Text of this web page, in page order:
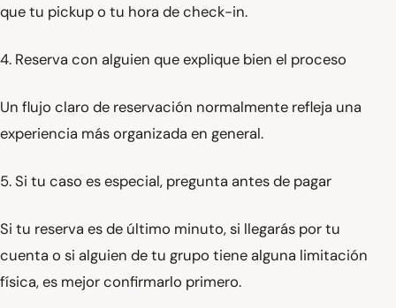
que tu pickup o tu hora de check-in.
4. Reserva con alguien que explique bien el proceso
Un flujo claro de reservación normalmente refleja una
experiencia más organizada en general.
5. Si tu caso es especial, pregunta antes de pagar
Si tu reserva es de último minuto, si llegarás por tu
cuenta o si alguien de tu grupo tiene alguna limitación
física, es mejor confirmarlo primero.